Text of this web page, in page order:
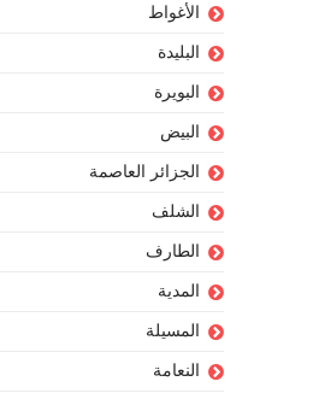
الأغواط
البليدة
البويرة
البيض
الجزائر العاصمة
الشلف
الطارف
المدية
المسيلة
النعامة